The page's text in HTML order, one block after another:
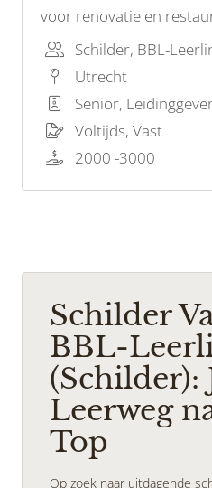
voor renovatie en
uitdagende rol waarin je
en architectonische
herleven? Dan is deze
jou!
Utrecht
Senior,
Voltijds, Vast
2000 -3000
Schilder
BBL-
(Schilder):
Leerweg
Top
Op zoek naar uitdagende